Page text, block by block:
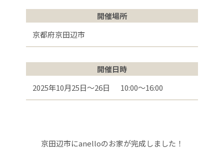
開催場所
京都府京田辺市
開催日時
2025年10月25日〜26日 10:00〜16:00
京田辺市にanelloのお家が完成しました！